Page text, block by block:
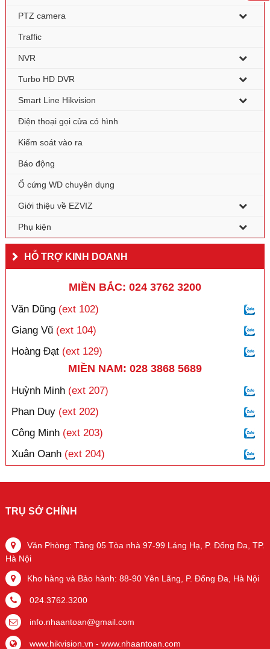
PTZ camera
Traffic
NVR
Turbo HD DVR
Smart Line Hikvision
Điện thoại gọi cửa có hình
Kiểm soát vào ra
Báo động
Ổ cứng WD chuyên dụng
Giới thiệu về EZVIZ
Phụ kiện
HỖ TRỢ KINH DOANH
MIỀN BẮC: 024 3762 3200
Văn Dũng (ext 102)
Giang Vũ (ext 104)
Hoàng Đạt (ext 129)
MIỀN NAM: 028 3868 5689
Huỳnh Minh (ext 207)
Phan Duy (ext 202)
Công Minh (ext 203)
Xuân Oanh (ext 204)
TRỤ SỞ CHÍNH
Văn Phòng: Tầng 05 Tòa nhà 97-99 Láng Hạ, P. Đống Đa, TP.
Hà Nội
Kho hàng và Bảo hành: 88-90 Yên Lãng, P. Đống Đa, Hà Nội
024.3762.3200
info.nhaantoan@gmail.com
www.hikvision.vn - www.nhaantoan.com